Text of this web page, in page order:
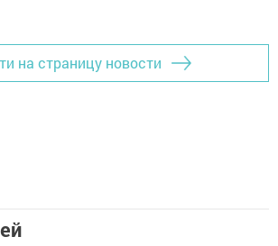
на страницу новости